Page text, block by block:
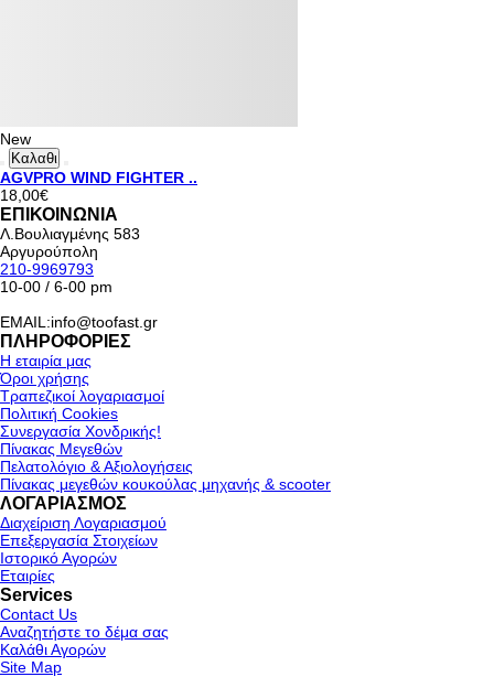
New
Καλαθι
AGVPRO WIND FIGHTER ..
18,00€
ΕΠΙΚΟΙΝΩΝΙΑ
Λ.Βουλιαγμένης 583
Αργυρούπολη
210-9969793
10-00 / 6-00 pm
EMAIL:info@toofast.gr
ΠΛΗΡΟΦΟΡΙΕΣ
Η εταιρία μας
Όροι χρήσης
Τραπεζικοί λογαριασμοί
Πολιτική Cookies
Συνεργασία Χονδρικής!
Πίνακας Μεγεθών
Πελατολόγιο & Αξιολογήσεις
Πίνακας μεγεθών κουκούλας μηχανής & scooter
ΛΟΓΑΡΙΑΣΜΟΣ
Διαχείριση Λογαριασμού
Επεξεργασία Στοιχείων
Ιστορικό Αγορών
Εταιρίες
Services
Contact Us
Αναζητήστε το δέμα σας
Καλάθι Αγορών
Site Map